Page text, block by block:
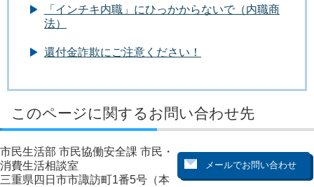
「インチキ内職」にひっかからないで（内職商
法）
還付金詐欺にご注意ください！
このページに関するお問い合わせ先
市民生活部 市民協働安全課 市民・
消費生活相談室
三重県四日市市諏訪町1番5号（本